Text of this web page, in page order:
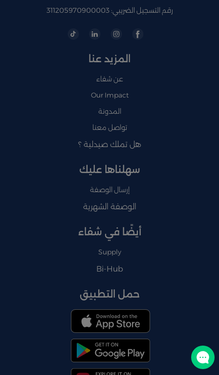
رقم التسجيل الضريبي: 311205970900003
المزيد عنا
عن شفاء
Our Impact
المدونة
تواصل معنا
هل تملك صيدلية ؟
سهلناها عليك
إرسال الوصفة
الوصفة الشهرية
أيضًا في شفاء
Supply
Bi-Hub
حمل التطبيق
تواصل معنا